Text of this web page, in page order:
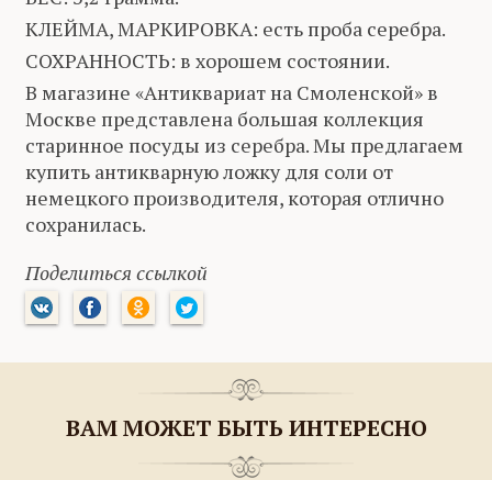
КЛЕЙМА, МАРКИРОВКА: есть проба серебра.
СОХРАННОСТЬ: в хорошем состоянии.
В магазине «Антиквариат на Смоленской» в
Москве представлена большая коллекция
старинное посуды из серебра. Мы предлагаем
купить антикварную ложку для соли от
немецкого производителя, которая отлично
сохранилась.
Поделиться ссылкой
ВАМ МОЖЕТ БЫТЬ ИНТЕРЕСНО